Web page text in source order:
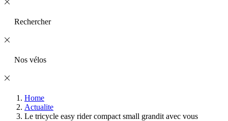
Rechercher
Nos vélos
Home
Actualite
Le tricycle easy rider compact small grandit avec vous